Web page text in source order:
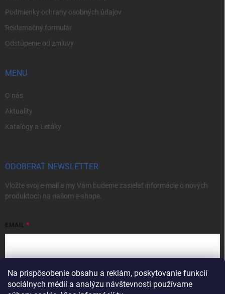
Na prispôsobenie obsahu a reklám, poskytovanie funkcií
sociálnych médií a analýzu návštevnosti používame
Podmienky ochrany osobných údajov
Reklamačný formulár
Odstúpenie od zmluvy
MENU
O nás
Aktuality
Katalógy a Letáky
ODOBERAŤ NEWSLETTER
Vložte svoj e-mail a my Vám budeme zasielať informácie o nových
produktoch na našom e-shope.
EMAIL
Vložením e-mailu súhlasíte spodmienkami ochrany osobných údajov
Prihlásiť sa